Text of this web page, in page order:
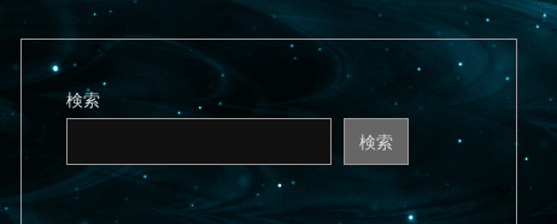
検索
検索